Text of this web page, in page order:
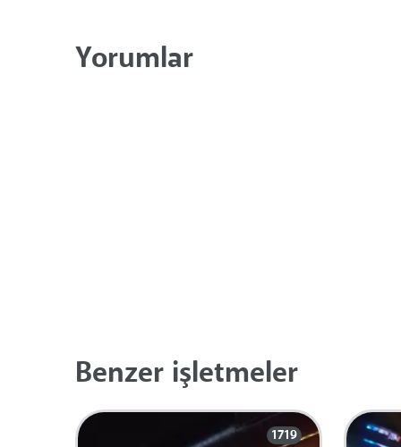
Yorumlar
Benzer işletmeler
1719